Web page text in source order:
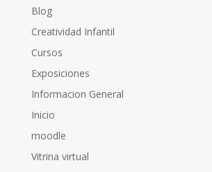
Blog
Creatividad Infantil
Cursos
Exposiciones
Informacion General
Inicio
moodle
Vitrina virtual